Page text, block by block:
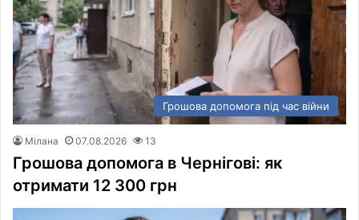
Грошова допомога під час війни
Мілана 07.08.2026 13
Грошова допомога в Чернігові: як
отримати 12 300 грн